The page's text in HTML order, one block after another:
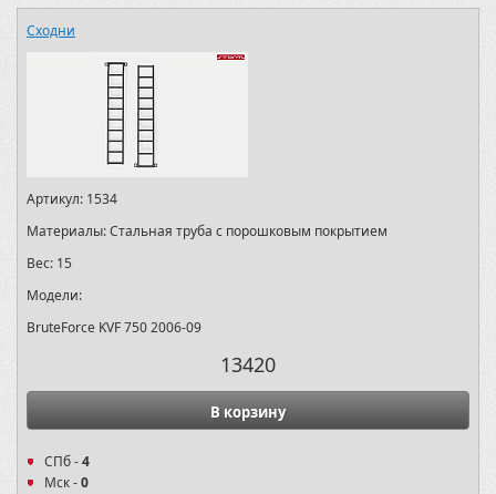
Сходни
Артикул: 1534
Материалы:Стальная труба с порошковым покрытием
Вес: 15
Модели:
BruteForce KVF 750 2006-09
13420
В корзину
СПб -4
Мск -0